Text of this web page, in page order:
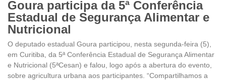
Goura participa da 5ª Conferência
Estadual de Segurança Alimentar e
Nutricional
O deputado estadual Goura participou, nesta segunda-feira (5),
em Curitiba, da 5ª Conferência Estadual de Segurança Alimentar
e Nutricional (5ªCesan) e falou, logo após a abertura do evento,
sobre agricultura urbana aos participantes. “Compartilhamos a